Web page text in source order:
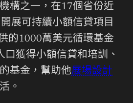
構之一，在17個省份近
展可持續小額信貸項目
的1000萬美元循環基金
口獲得小額信貸和培訓、
基金，幫助他展場設計
。